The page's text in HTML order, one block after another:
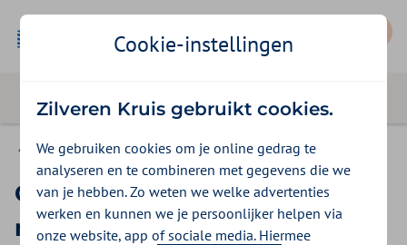
Vergoedingen
Online cursus tegen
middelengebruik
Cookie-instellingen
Zilveren Kruis gebruikt cookies.
We gebruiken cookies om je online gedrag te
analyseren en te combineren met gegevens die we
van je hebben. Zo weten we welke advertenties
werken en kunnen we je persoonlijker helpen via
onze website, app of sociale media. Hiermee